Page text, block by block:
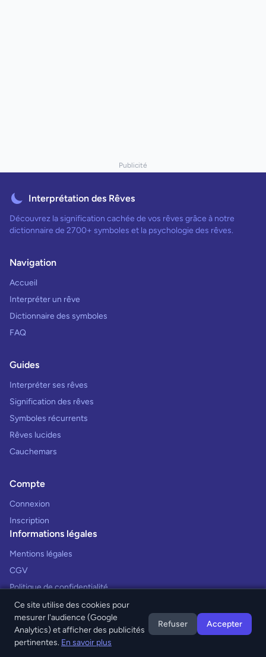
Publicité
Interprétation des Rêves
Découvrez la signification cachée de vos rêves grâce à notre
dictionnaire de 2700+ symboles et la psychologie des rêves.
Navigation
Accueil
Interpréter un rêve
Dictionnaire des symboles
FAQ
Guides
Interpréter ses rêves
Signification des rêves
Symboles récurrents
Rêves lucides
Cauchemars
Compte
Connexion
Inscription
Informations légales
Mentions légales
CGV
Politique de confidentialité
© 2026 Interprétation des Rêves. Tous droits réservés.
Ce site utilise des cookies pour
mesurer l'audience (Google
Analytics) et afficher des publicités
pertinentes. En savoir plus
Refuser Accepter